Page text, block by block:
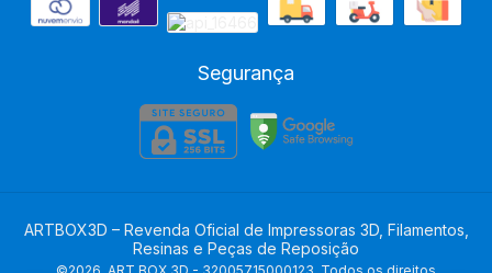
Segurança
ARTBOX3D – Revenda Oficial de Impressoras 3D, Filamentos,
Resinas e Peças de Reposição